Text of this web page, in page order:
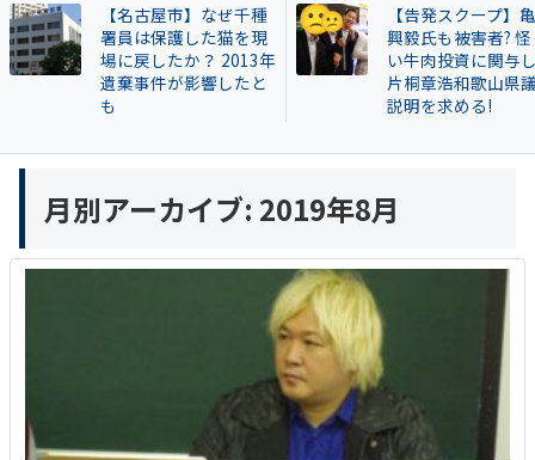
【名古屋市】なぜ千種
署員は保護した猫を現
場に戻したか？ 2013年
遺棄事件が影響したと
も
【告発スクープ】
興毅氏も被害者?
い牛肉投資に関与
片桐章浩和歌山県
説明を求める!
月別アーカイブ: 2019年8月